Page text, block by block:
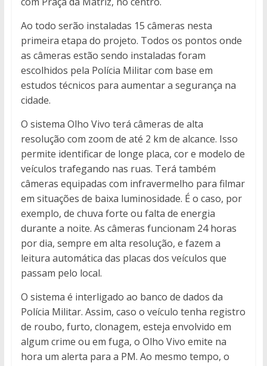
Ao todo serão instaladas 15 câmeras nesta
primeira etapa do projeto. Todos os pontos onde
as câmeras estão sendo instaladas foram
escolhidos pela Polícia Militar com base em
estudos técnicos para aumentar a segurança na
cidade.
O sistema Olho Vivo terá câmeras de alta
resolução com zoom de até 2 km de alcance. Isso
permite identificar de longe placa, cor e modelo de
veículos trafegando nas ruas. Terá também
câmeras equipadas com infravermelho para filmar
em situações de baixa luminosidade. É o caso, por
exemplo, de chuva forte ou falta de energia
durante a noite. As câmeras funcionam 24 horas
por dia, sempre em alta resolução, e fazem a
leitura automática das placas dos veículos que
passam pelo local.
O sistema é interligado ao banco de dados da
Polícia Militar. Assim, caso o veículo tenha registro
de roubo, furto, clonagem, esteja envolvido em
algum crime ou em fuga, o Olho Vivo emite na
hora um alerta para a PM. Ao mesmo tempo, o